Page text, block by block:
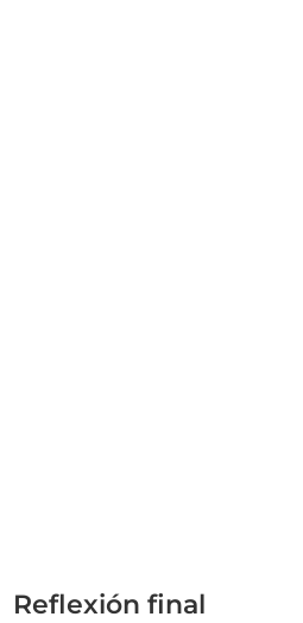
Reflexión final